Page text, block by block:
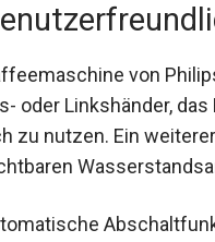
von
oder Linkshänder,
zu nutzen. Ein